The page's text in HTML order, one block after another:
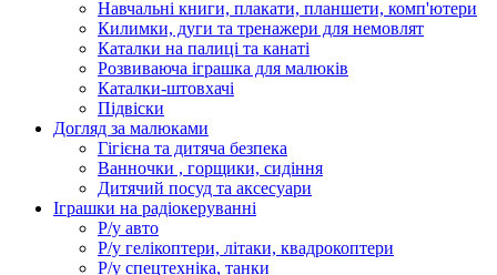
Навчальні книги, плакати, планшети, комп'ютери
Килимки, дуги та тренажери для немовлят
Каталки на палиці та канаті
Розвиваюча іграшка для малюків
Каталки-штовхачі
Підвіски
Догляд за малюками
Гігієна та дитяча безпека
Ванночки , горщики, сидіння
Дитячий посуд та аксесуари
Іграшки на радіокеруванні
Р/у авто
Р/у гелікоптери, літаки, квадрокоптери
Р/у спецтехніка, танки